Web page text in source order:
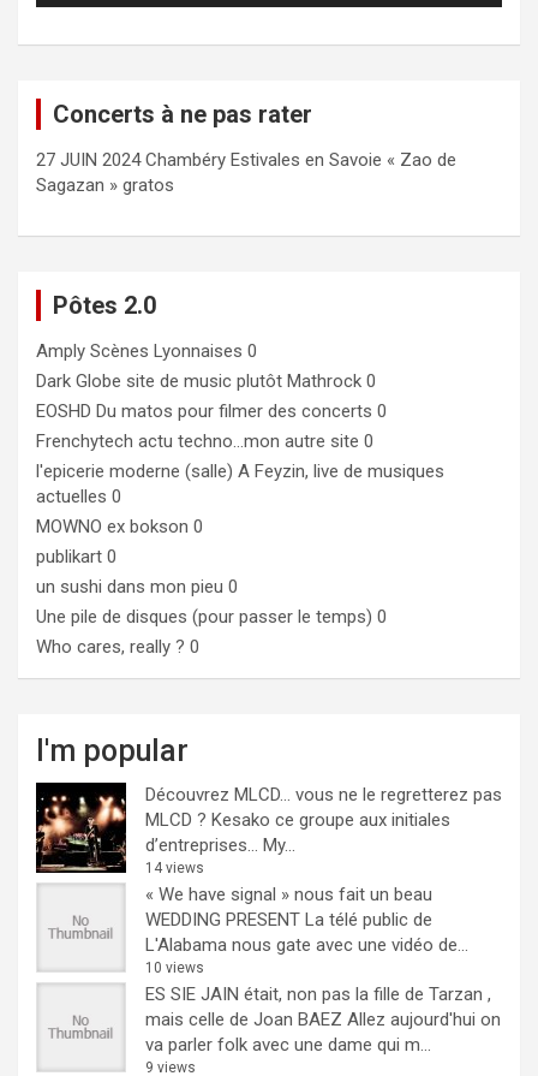
Concerts à ne pas rater
27 JUIN 2024 Chambéry Estivales en Savoie « Zao de
Sagazan » gratos
Pôtes 2.0
Amply Scènes Lyonnaises 0
Dark Globe site de music plutôt Mathrock 0
EOSHD Du matos pour filmer des concerts 0
Frenchytech actu techno…mon autre site 0
l'epicerie moderne (salle) A Feyzin, live de musiques
actuelles 0
MOWNO ex bokson 0
publikart 0
un sushi dans mon pieu 0
Une pile de disques (pour passer le temps) 0
Who cares, really ? 0
I'm popular
Découvrez MLCD… vous ne le regretterez pas
MLCD ? Kesako ce groupe aux initiales
d’entreprises… My...
14 views
« We have signal » nous fait un beau
WEDDING PRESENT La télé public de
L'Alabama nous gate avec une vidéo de...
10 views
ES SIE JAIN était, non pas la fille de Tarzan ,
mais celle de Joan BAEZ Allez aujourd'hui on
va parler folk avec une dame qui m...
9 views